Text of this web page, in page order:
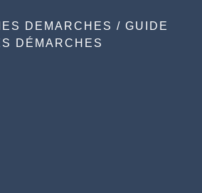
DEMARCHES / GUIDE
DÉMARCHES